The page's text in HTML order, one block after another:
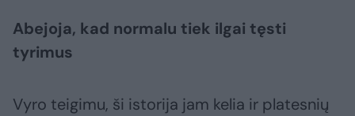
Abejoja, kad normalu tiek ilgai tęsti
tyrimus
Vyro teigimu, ši istorija jam kelia ir platesnių